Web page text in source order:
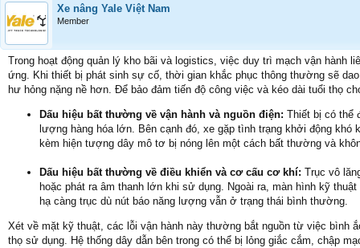
Xe nâng Yale Việt Nam
Member
Trong hoạt động quản lý kho bãi và logistics, việc duy trì mạch vận hành
ứng. Khi thiết bị phát sinh sự cố, thời gian khắc phục thông thường sẽ
hư hỏng nặng nề hơn. Để bảo đảm tiến độ công việc và kéo dài tuổi thọ
Dấu hiệu bất thường về vận hành và nguồn điện: Thiết bị có thể
lượng hàng hóa lớn. Bên cạnh đó, xe gặp tình trạng khởi động
kèm hiện tượng dây mô tơ bị nóng lên một cách bất thường và
Dấu hiệu bất thường về điều khiển và cơ cấu cơ khí: Trục vô
hoặc phát ra âm thanh lớn khi sử dụng. Ngoài ra, màn hình kỹ
hạ càng trục dù nút báo năng lượng vẫn ở trạng thái bình thường.
Xét về mặt kỹ thuật, các lỗi vận hành này thường bắt nguồn từ việc bình
thọ sử dụng. Hệ thống dây dẫn bên trong có thể bị lỏng giắc cắm, chập